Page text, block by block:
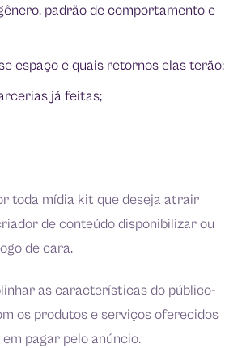
padrão de comportamento e
espaço e quais retornos elas terão;
já feitas;
toda mídia kit que deseja atrair
de conteúdo disponibilizar ou
de cara.
as características do público-
os produtos e serviços oferecidos
pagar pelo anúncio.